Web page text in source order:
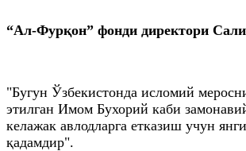
“Ал-Фурқон” фонди директори
"Бугун Ўзбекистонда исломий
этилган Имом Бухорий каби
келажак авлодларга етказиш учун
қадамдир".